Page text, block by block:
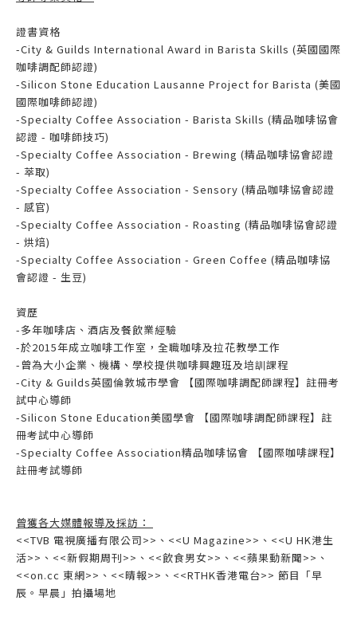
證書資格
-City & Guilds International Award in Barista Skills (英國國際
咖啡調配師認證)
-Silicon Stone Education Lausanne Project for Barista (美國
國際咖啡師認證)
-Specialty Coffee Association - Barista Skills (精品咖啡協會
認證 - 咖啡師技巧)
-Specialty Coffee Association - Brewing (精品咖啡協會認證
- 萃取)
-Specialty Coffee Association - Sensory (精品咖啡協會認證
- 感官)
-Specialty Coffee Association - Roasting (精品咖啡協會認證
- 烘焙)
-Specialty Coffee Association - Green Coffee (精品咖啡協
會認證 - 生豆)
資歷
-多年咖啡店、酒店及餐飲業經驗
-於2015年成立咖啡工作室，全職咖啡及拉花教學工作
-曾為大小企業、機構、學校提供咖啡興趣班及培訓課程
-City & Guilds英國倫敦城市學會 【國際咖啡調配師課程】註冊考
試中心導師
-Silicon Stone Education美國學會 【國際咖啡調配師課程】註
冊考試中心導師
-Specialty Coffee Association精品咖啡協會 【國際咖啡課程】
註冊考試導師
曾獲各大媒體報導及採訪：
<<TVB 電視廣播有限公司>>、<<U Magazine>>、<<U HK港生
活>>、<<新假期周刊>>、<<飲食男女>>、<<蘋果動新聞>>、
<<on.cc 東網>>、<<晴報>>、<<RTHK香港電台>> 節目「早
辰。早晨」拍攝場地